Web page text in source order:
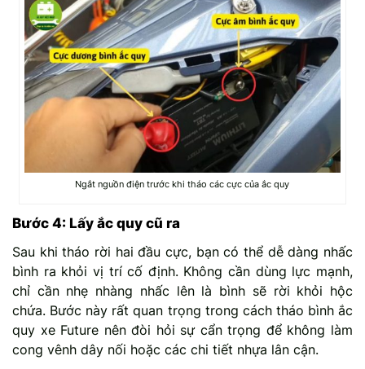
Ngắt nguồn điện trước khi tháo các cực của ắc quy
Bước 4: Lấy ắc quy cũ ra
Sau khi tháo rời hai đầu cực, bạn có thể dễ dàng nhấc
bình ra khỏi vị trí cố định. Không cần dùng lực mạnh,
chỉ cần nhẹ nhàng nhấc lên là bình sẽ rời khỏi hộc
chứa. Bước này rất quan trọng trong cách tháo bình ắc
quy xe Future nên đòi hỏi sự cẩn trọng để không làm
cong vênh dây nối hoặc các chi tiết nhựa lân cận.